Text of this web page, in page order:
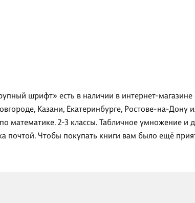
шрифт» есть в наличии в интернет-
Казани, Екатеринбурге, Ростове-на-Дону
математике. 2-3 классы. Табличное умножение
почтой. Чтобы покупать книги вам было ещё